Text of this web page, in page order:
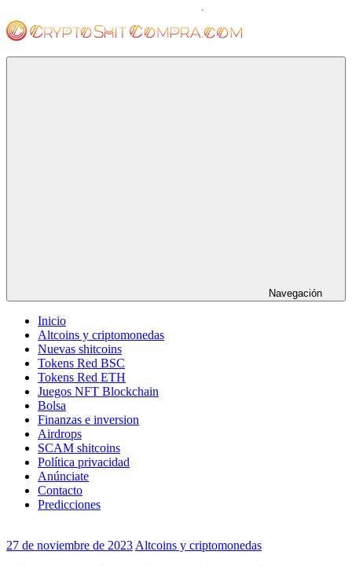
al
contenido
Navegación
Inicio
Altcoins y criptomonedas
Nuevas shitcoins
Tokens Red BSC
Tokens Red ETH
Juegos NFT Blockchain
Bolsa
Finanzas e inversion
Airdrops
SCAM shitcoins
Política privacidad
Anúnciate
Contacto
Predicciones
27 de noviembre de 2023 Altcoins y criptomonedas